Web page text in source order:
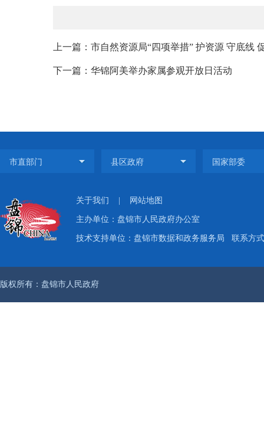
上一篇：市自然资源局“四项举措” 护资源 守底线
下一篇：华锦阿美举办家属参观开放日活动
关于我们 网站地图
主办单位：盘锦市人民政府办公室
技术支持单位：盘锦市数据和政务服务局 联系方
版权所有：盘锦市人民政府